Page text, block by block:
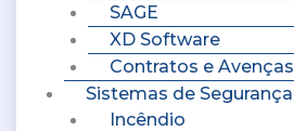
SAGE
XD Software
Contratos e Avenças
Sistemas de Segurança
Incêndio